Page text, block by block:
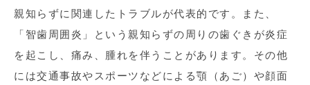
親知らずに関連したトラブルが代表的です。また、
「智歯周囲炎」という親知らずの周りの歯ぐきが炎症
を起こし、痛み、腫れを伴うことがあります。その他
には交通事故やスポーツなどによる顎（あご）や顔面